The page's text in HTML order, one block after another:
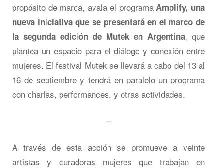
propósito de marca, avala el programaAmplify, una
nueva iniciativa que se presentará en el marco de
la segunda edición de Mutek en Argentina, que
plantea un espacio para el diálogo y conexión entre
mujeres. El festival Mutek se llevará a cabo del 13 al
16 de septiembre y tendrá en paralelo un programa
con charlas, performances, y otras actividades.
–
A través de esta acción se promueve a veinte
artistas y curadoras mujeres que trabajan en